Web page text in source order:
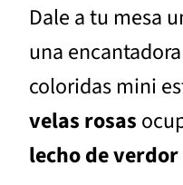
Dale a tu mesa
una
coloridas mini
velas rosas
lecho de